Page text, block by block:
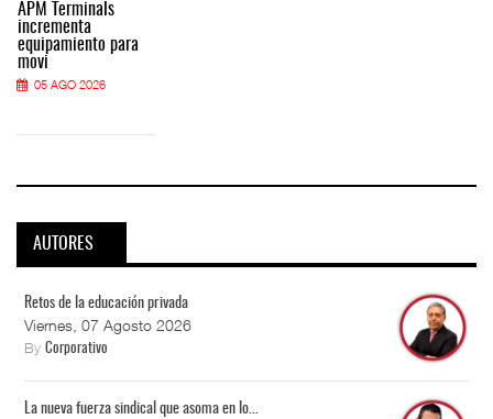
APM Terminals
incrementa
equipamiento para
movi
05 AGO 2026
AUTORES
Retos de la educación privada
Viernes, 07 Agosto 2026
By Corporativo
La nueva fuerza sindical que asoma en lo...